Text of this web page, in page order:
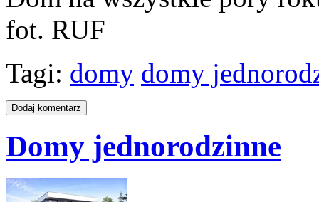
fot. RUF
Tagi: domy domy
Domy jednorodzinne